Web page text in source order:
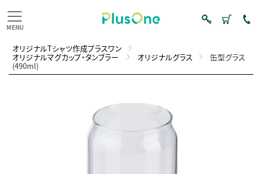
オリジナルTシャツ作成プラスワン
オリジナルマグカップ・タンブラー オリジナルグラス 缶型グラス
(490ml)